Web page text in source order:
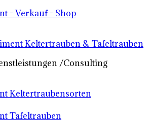
- Verkauf - Shop
Keltertrauben & Tafeltrauben
/Consulting
Keltertraubensorten
Tafeltrauben